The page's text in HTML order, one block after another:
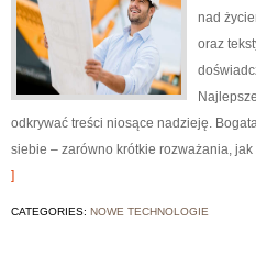
nad
oraz
odkrywać treści niosące nadzieję.
siebie – zarówno krótkie rozważania,
]
CATEGORIES: NOWE TECHNOLOGIE